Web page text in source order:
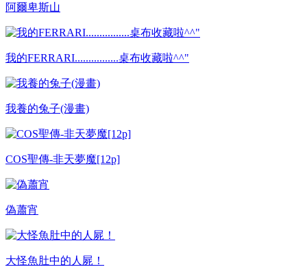
阿爾卑斯山
我的FERRARI................桌布收藏啦^^"
我養的兔子(漫畫)
COS聖傳-非天夢魔[12p]
偽蕭宵
大怪魚肚中的人屍！